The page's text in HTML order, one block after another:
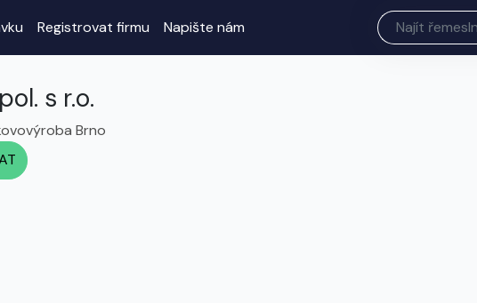
Registrovat firmu Napište nám
s r.o.
Brno